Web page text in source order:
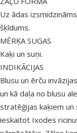
Uz ādas
šķīdums.
MĒRĶA SUGAS
Kaķi un suņi.
INDIKĀCIJAS
Blusu un ērču
un kā daļa no blusu
stratēģijas kaķiem
ieskaitot Ixodes